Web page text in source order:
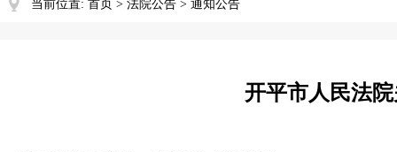
当前位置: 首页 > 法院公告 > 通知公告
开平市人民法